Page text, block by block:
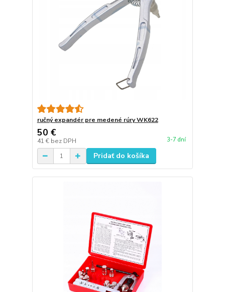
ručný expandér pre medené rúry WK622
50 €
41 € bez DPH 3-7 dní
Pridať do košíka